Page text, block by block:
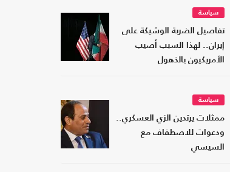
سياسة
تفاصيل الضربة الوشيكة على
إيران.. لهذا السبب أصيب
الأمريكيون بالذهول
سياسة
ممثلات يرتدين الزي العسكري..
ودعوات للاصطفاف مع
السيسي